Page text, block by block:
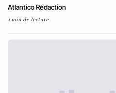
Atlantico Rédaction
1 min de lecture